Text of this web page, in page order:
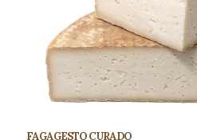
FAGAGESTO CURADO